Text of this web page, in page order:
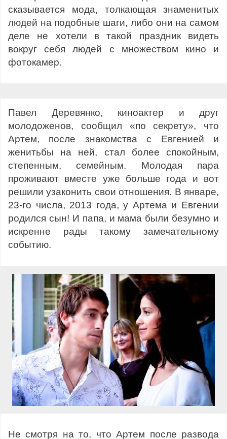
сказывается мода, толкающая знаменитых
людей на подобные шаги, либо они на самом
деле не хотели в такой праздник видеть
вокруг себя людей с множеством кино и
фотокамер.
Павел Деревянко, киноактер и друг
молодоженов, сообщил «по секрету», что
Артем, после знакомства с Евгенией и
женитьбы на ней, стал более спокойным,
степенным, семейным. Молодая пара
проживают вместе уже больше года и вот
решили узаконить свои отношения. В январе,
23-го числа, 2013 года, у Артема и Евгении
родился сын! И папа, и мама были безумно и
искренне рады такому замечательному
событию.
Не смотря на то, что Артем после развода